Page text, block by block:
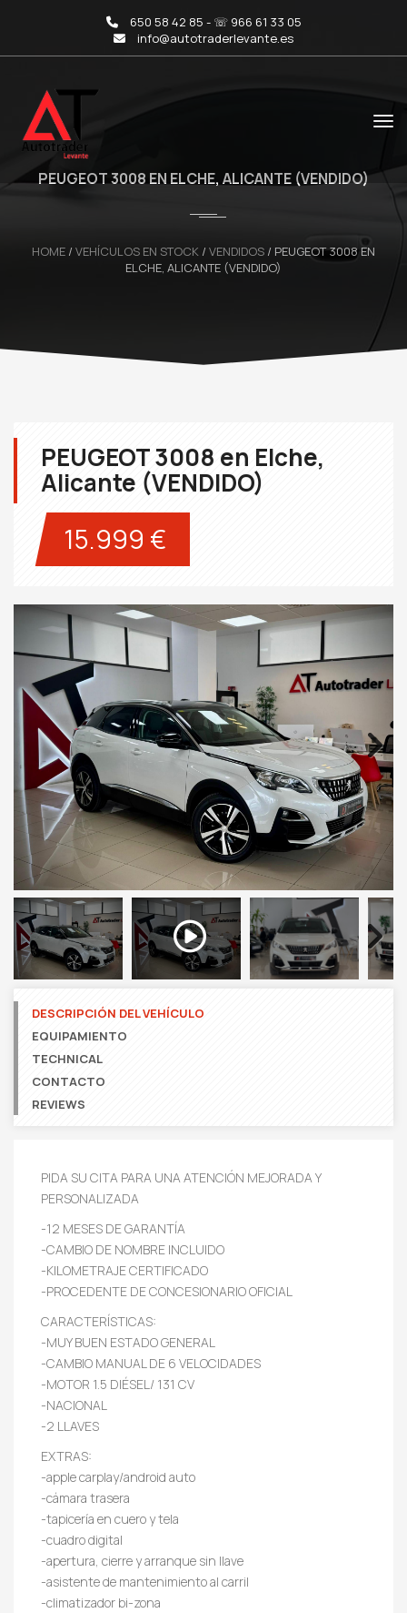
650 58 42 85 - ☏ 966 61 33 05
info@autotraderlevante.es
PEUGEOT 3008 EN ELCHE, ALICANTE (VENDIDO)
HOME / VEHÍCULOS EN STOCK / VENDIDOS / PEUGEOT 3008 EN
ELCHE, ALICANTE (VENDIDO)
PEUGEOT 3008 en Elche,
Alicante (VENDIDO)
15.999 €
Next
Next
DESCRIPCIÓN DEL VEHÍCULO
EQUIPAMIENTO
TECHNICAL
CONTACTO
REVIEWS
PIDA SU CITA PARA UNA ATENCIÓN MEJORADA Y
PERSONALIZADA
-12 MESES DE GARANTÍA
-CAMBIO DE NOMBRE INCLUIDO
-KILOMETRAJE CERTIFICADO
-PROCEDENTE DE CONCESIONARIO OFICIAL
CARACTERÍSTICAS:
-MUY BUEN ESTADO GENERAL
-CAMBIO MANUAL DE 6 VELOCIDADES
-MOTOR 1.5 DIÉSEL/ 131 CV
-NACIONAL
-2 LLAVES
EXTRAS:
-apple carplay/android auto
-cámara trasera
-tapicería en cuero y tela
-cuadro digital
-apertura, cierre y arranque sin llave
-asistente de mantenimiento al carril
-climatizador bi-zona